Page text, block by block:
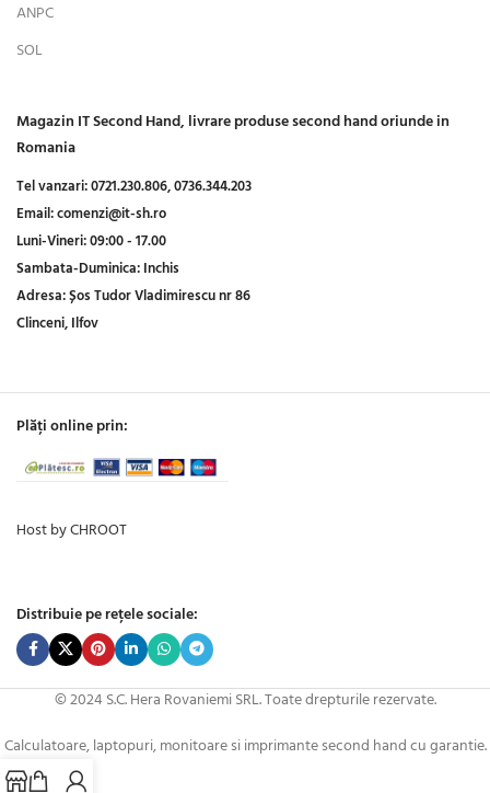
ANPC
SOL
Magazin IT Second Hand, livrare produse second hand oriunde in
Romania
Tel vanzari:0721.230.806,0736.344.203
Email:comenzi@it-sh.ro
Luni-Vineri:09:00 - 17.00
Sambata-Duminica:Inchis
Adresa:Șos Tudor Vladimirescu nr 86
Clinceni, Ilfov
Plăți online prin:
Host by CHROOT
Distribuie pe rețele sociale:
© 2024 S.C. Hera Rovaniemi SRL. Toate drepturile rezervate.
Calculatoare, laptopuri, monitoare si imprimante second hand cu garantie.